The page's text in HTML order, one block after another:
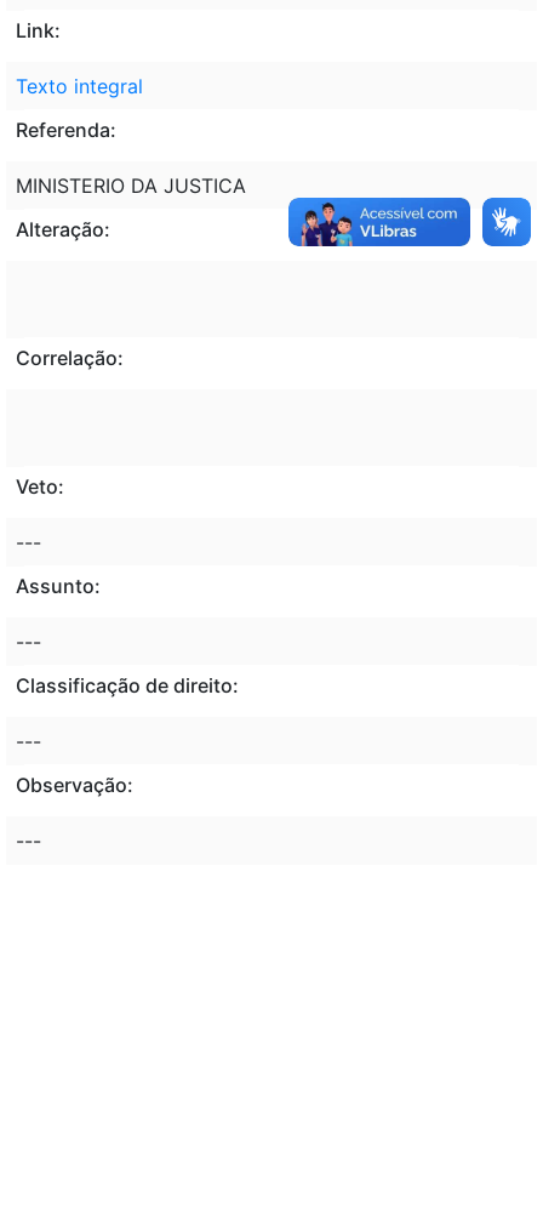
Link:
Texto integral
Referenda:
MINISTERIO DA JUSTICA
Alteração:
Correlação:
Veto:
---
Assunto:
---
Classificação de direito:
---
Observação:
---